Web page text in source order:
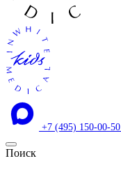
+7 (495) 150-00-50
Поиск